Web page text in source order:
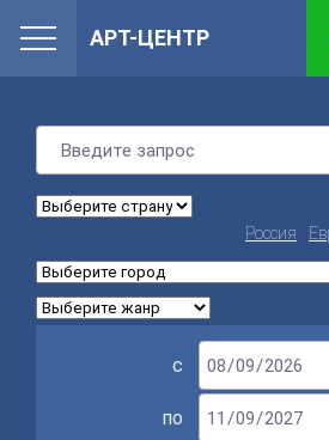
Россия
с
по
АРТ-ЦЕНТР